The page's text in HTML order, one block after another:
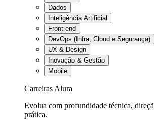
Dados
Inteligência Artificial
Front-end
DevOps (Infra, Cloud e Segurança)
UX & Design
Inovação & Gestão
Mobile
Carreiras Alura
Evolua com profundidade técnica,
prática.